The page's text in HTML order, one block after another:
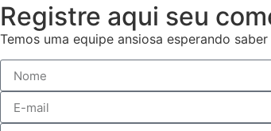
Registre aqui seu
Temos uma equipe ansiosa esperando